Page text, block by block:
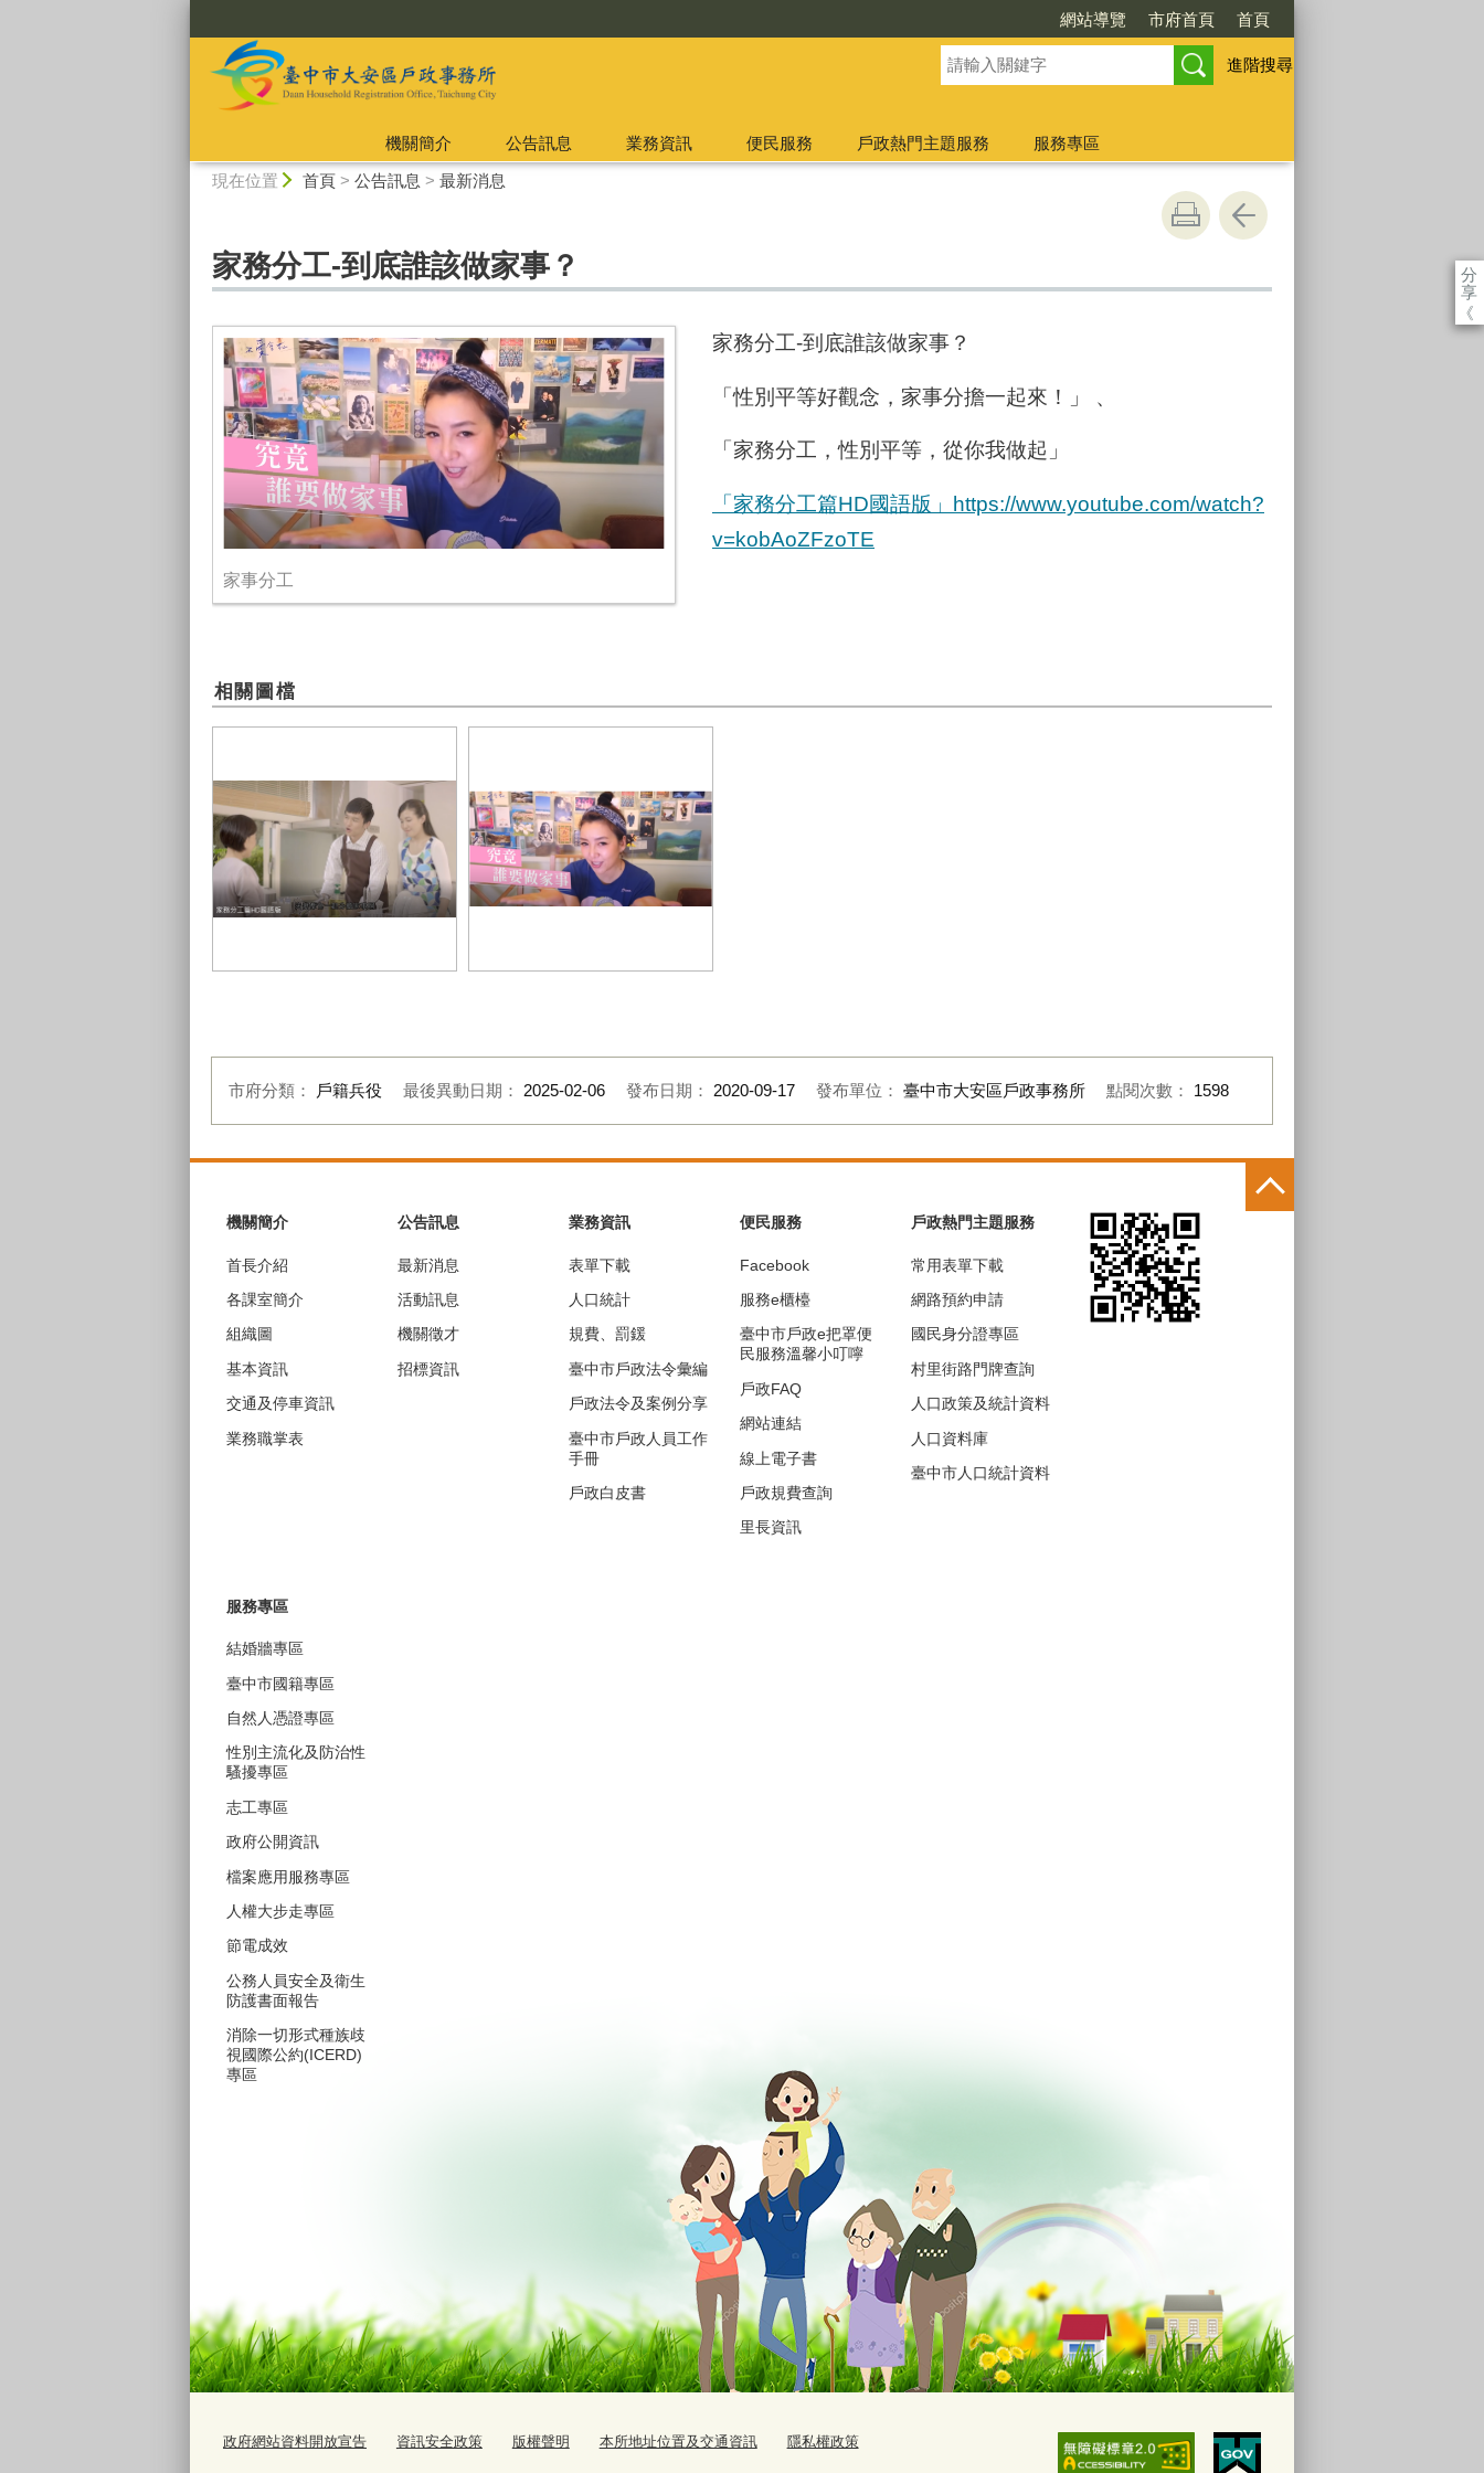
網站導覽 市府首頁 首頁
進階搜尋
機關簡介 公告訊息 業務資訊 便民服務 戶政熱門主題服務
服務專區
現在位置 首頁> 公告訊息 > 最新消息
分
享
《
家務分工-到底誰該做家事？
家事分工
家務分工-到底誰該做家事？
「性別平等好觀念，家事分擔一起來！」 、
「家務分工，性別平等，從你我做起」
「家務分工篇HD國語版」https://www.youtube.com/watch?
v=kobAoZFzoTE
相關圖檔
市府分類： 戶籍兵役 最後異動日期： 2025-02-06 發布日期： 2020-09-17 發布單位： 臺中市大安區戶政事務所 點閱次數： 1598
機關簡介
首長介紹
各課室簡介
組織圖
基本資訊
交通及停車資訊
業務職掌表
公告訊息
最新消息
活動訊息
機關徵才
招標資訊
業務資訊
表單下載
人口統計
規費、罰鍰
臺中市戶政法令彙編
戶政法令及案例分享
臺中市戶政人員工作
手冊
戶政白皮書
便民服務
Facebook
服務e櫃檯
臺中市戶政e把罩便
民服務溫馨小叮嚀
戶政FAQ
網站連結
線上電子書
戶政規費查詢
里長資訊
戶政熱門主題服務
常用表單下載
網路預約申請
國民身分證專區
村里街路門牌查詢
人口政策及統計資料
人口資料庫
臺中市人口統計資料
服務專區
結婚牆專區
臺中市國籍專區
自然人憑證專區
性別主流化及防治性
騷擾專區
志工專區
政府公開資訊
檔案應用服務專區
人權大步走專區
節電成效
公務人員安全及衛生
防護書面報告
消除一切形式種族歧
視國際公約(ICERD)
專區
政府網站資料開放宣告 資訊安全政策 版權聲明 本所地址位置及交通資訊 隱私權政策